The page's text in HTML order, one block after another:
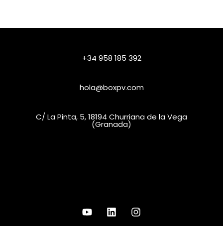
+34 958 185 392
hola@boxpv.com
C/ La Pinta, 5, 18194 Churriana de la Vega
(Granada)